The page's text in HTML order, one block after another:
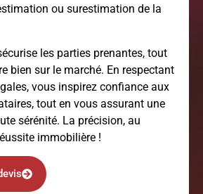
ou surestimation de la
les parties prenantes, tout
bien sur le marché. En respectant
vous inspirez confiance aux
tout en vous assurant une
sérénité. La précision, au
immobilière !